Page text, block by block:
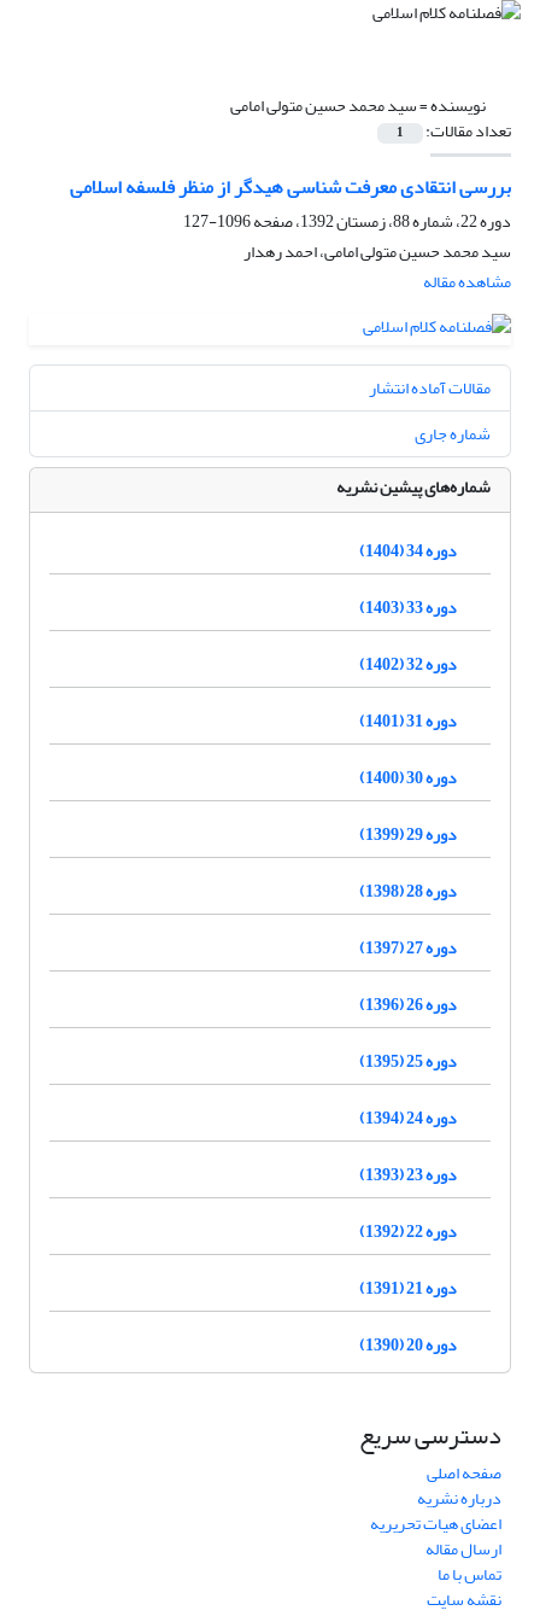
نویسنده =سید محمد حسین متولی امامی
تعداد مقالات: 1
بررسی انتقادی معرفت شناسی هیدگر از منظر فلسفه اسلامی
دوره 22، شماره 88، زمستان 1392، صفحه
1096-127
سید محمد حسین متولی امامی، احمد رهدار
مشاهده مقاله
مقالات آماده انتشار
شماره جاری
شماره‌های پیشین نشریه
دوره 34 (1404)
دوره 33 (1403)
دوره 32 (1402)
دوره 31 (1401)
دوره 30 (1400)
دوره 29 (1399)
دوره 28 (1398)
دوره 27 (1397)
دوره 26 (1396)
دوره 25 (1395)
دوره 24 (1394)
دوره 23 (1393)
دوره 22 (1392)
دوره 21 (1391)
دوره 20 (1390)
دسترسی سریع
صفحه اصلی
درباره نشریه
اعضای هیات تحریریه
ارسال مقاله
تماس با ما
نقشه سایت